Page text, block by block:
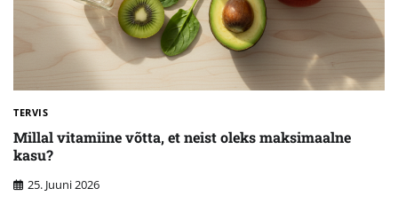
TERVIS
Millal vitamiine võtta, et neist oleks maksimaalne
kasu?
25. Juuni 2026